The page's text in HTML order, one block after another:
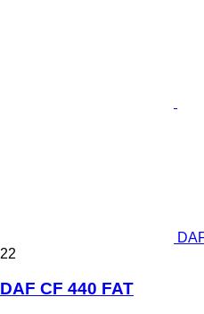
22
DAF CF 440 FAT